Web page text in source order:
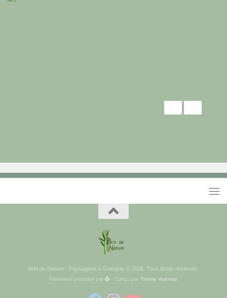
Brin de Nature - Paysagiste à Grenade © 2026. Tous droits réservés.
Fièrement propulsé par - Conçu par Thème Hueman